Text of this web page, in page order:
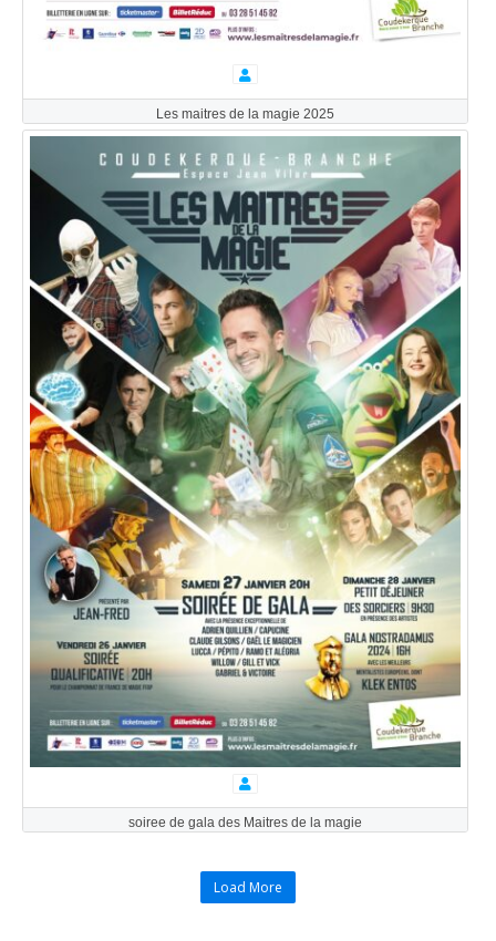
Les maitres de la magie 2025
soiree de gala des Maitres de la magie
Load More